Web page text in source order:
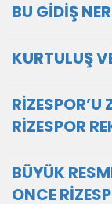
BU GİDİŞ
KURTULUŞ
RİZESPOR
BÜYÜK
ONCE